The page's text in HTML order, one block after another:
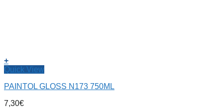
+
Quick View
PAINTOL GLOSS N173 750ML
7,30€